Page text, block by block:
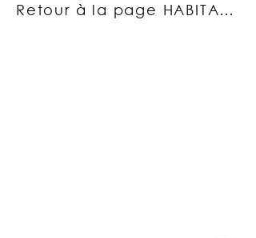
Retour à la page HABITAT INDIVIDUEL